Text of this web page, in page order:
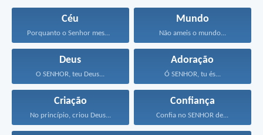
Céu
Porquanto o Senhor mesmo...
Mundo
Não ameis o mundo...
Deus
O SENHOR, teu Deus...
Adoração
Ó SENHOR, tu és...
Criação
No princípio, criou Deus...
Confiança
Confia no SENHOR de...